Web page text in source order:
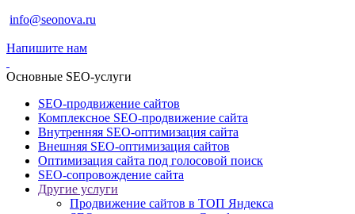
info@seonova.ru
Напишите нам
Основные SEO-услуги
SEO-продвижение сайтов
Комплексное SEO-продвижение сайта
Внутренняя SEO-оптимизация сайта
Внешняя SEO-оптимизация сайтов
Оптимизация сайта под голосовой поиск
SEO-сопровождение сайта
Другие услуги
Продвижение сайтов в ТОП Яндекса